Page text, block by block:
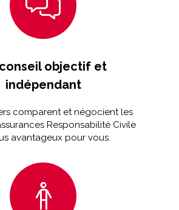
objectif et
indépendant
comparent et négocient les
Responsabilité Civile
avantageux pour vous.